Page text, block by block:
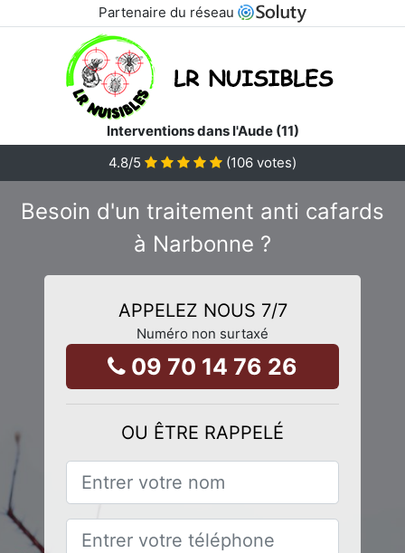
Partenaire du réseau
Interventions dans l'Aude (11)
4.8/5 (106 votes)
Besoin d'un traitement anti cafards
à Narbonne ?
APPELEZ NOUS 7/7
Numéro non surtaxé
09 70 14 76 26
OU ÊTRE RAPPELÉ